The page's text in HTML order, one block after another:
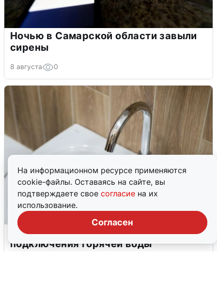
На информационном ресурсе применяются
cookie-файлы. Оставаясь на сайте, вы
подтверждаете свое согласие на их
использование.
Согласен
Ночью в Самарской области завыли
сирены
8 августа 0
В Архангельске перенесли сроки
подключения горячей воды